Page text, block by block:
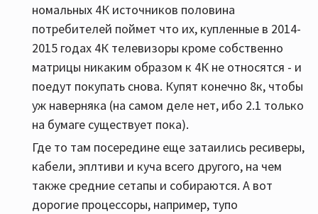
номальных 4К источников половина
потребителей поймет что их, купленные в 2014-
2015 годах 4К телевизоры кроме собственно
матрицы никаким образом к 4К не относятся - и
поедут покупать снова. Купят конечно 8к, чтобы
уж наверняка (на самом деле нет, ибо 2.1 только
на бумаге существует пока).
Где то там посередине еще затаились ресиверы,
кабели, эплтиви и куча всего другого, на чем
также средние сетапы и собираются. А вот
дорогие процессоры, например, тупо